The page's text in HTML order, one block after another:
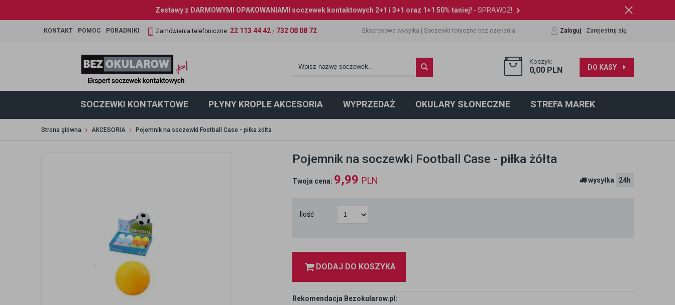
Zestawy z DARMOWYMI OPAKOWANIAMI soczewek kontaktowych 2+1 i 3+1 oraz 1+1 50% taniej! - SPRAWDŹ!
KONTAKT POMOC PORADNIKI Zamówienia telefoniczne: 22 113 44 42 / 732 08 08 72 Ekspresowa wysyłka |Soczewki toryczne bez czekania Zaloguj Zarejestruj się
Koszyk:
0,00 PLN DO KASY
SOCZEWKI KONTAKTOWE PŁYNY KROPLE AKCESORIA WYPRZEDAŻ OKULARY SŁONECZNE STREFA MAREK
Strona główna AKCESORIA Pojemnik na soczewki Football Case - piłka żółta
Pojemnik na soczewki Football Case - piłka żółta
Twoja cena: 9,99 PLN wysyłka 24h
Ilość
DODAJ DO KOSZYKA
Rekomendacja Bezokularow.pl: